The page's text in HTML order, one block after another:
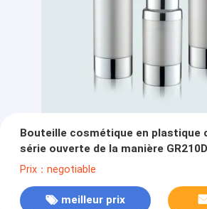
Bouteille cosmétique en plastique
série ouverte de la manière
unique et innovateur
Prix：negotiable
meilleur prix